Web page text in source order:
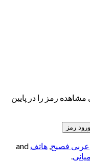
رمز را در پایین
عربی فصیح, هاتف and
میانی.